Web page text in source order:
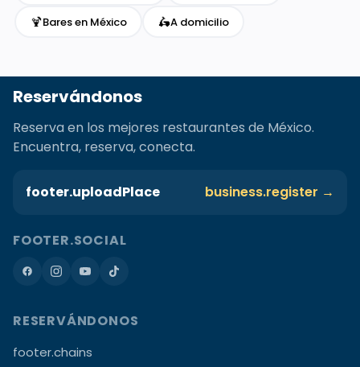
🍹Bares en México 🛵A domicilio
Reservándonos
Reserva en los mejores restaurantes de México.
Encuentra, reserva, conecta.
footer.uploadPlace business.register →
FOOTER.SOCIAL
RESERVÁNDONOS
footer.chains